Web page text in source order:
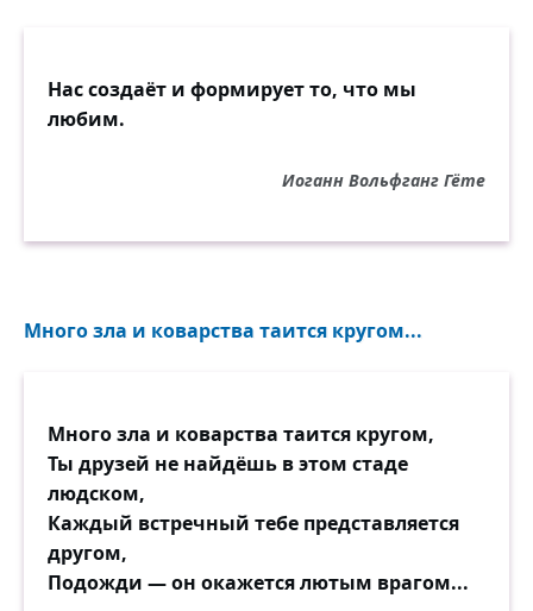
Нас создаёт и формирует то, что мы
любим.
Иоганн Вольфганг Гёте
Много зла и коварства таится кругом...
Много зла и коварства таится кругом,
Ты друзей не найдёшь в этом стаде
людском,
Каждый встречный тебе представляется
другом,
Подожди — он окажется лютым врагом...